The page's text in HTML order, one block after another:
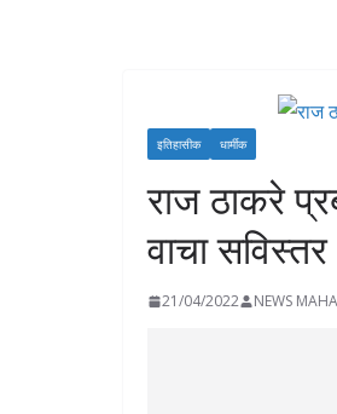
इतिहासीक धार्मीक
राज ठाकरे
वाचा सविस्तर
21/04/2022 NEWS